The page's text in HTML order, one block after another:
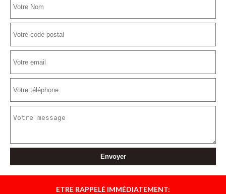
ETRE RAPPELÉ IMMÉDIATEMENT: